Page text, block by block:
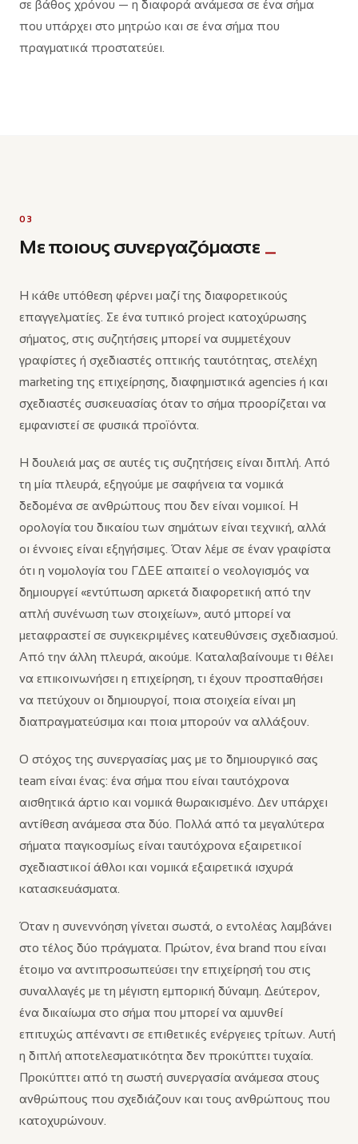
σε βάθος χρόνου — η διαφορά ανάμεσα σε ένα σήμα
που υπάρχει στο μητρώο και σε ένα σήμα που
πραγματικά προστατεύει.
03
Με ποιους συνεργαζόμαστε
Η κάθε υπόθεση φέρνει μαζί της διαφορετικούς
επαγγελματίες. Σε ένα τυπικό project κατοχύρωσης
σήματος, στις συζητήσεις μπορεί να συμμετέχουν
γραφίστες ή σχεδιαστές οπτικής ταυτότητας, στελέχη
marketing της επιχείρησης, διαφημιστικά agencies ή και
σχεδιαστές συσκευασίας όταν το σήμα προορίζεται να
εμφανιστεί σε φυσικά προϊόντα.
Η δουλειά μας σε αυτές τις συζητήσεις είναι διπλή. Από
τη μία πλευρά, εξηγούμε με σαφήνεια τα νομικά
δεδομένα σε ανθρώπους που δεν είναι νομικοί. Η
ορολογία του δικαίου των σημάτων είναι τεχνική, αλλά
οι έννοιες είναι εξηγήσιμες. Όταν λέμε σε έναν γραφίστα
ότι η νομολογία του ΓΔΕΕ απαιτεί ο νεολογισμός να
δημιουργεί «εντύπωση αρκετά διαφορετική από την
απλή συνένωση των στοιχείων», αυτό μπορεί να
μεταφραστεί σε συγκεκριμένες κατευθύνσεις σχεδιασμού.
Από την άλλη πλευρά, ακούμε. Καταλαβαίνουμε τι θέλει
να επικοινωνήσει η επιχείρηση, τι έχουν προσπαθήσει
να πετύχουν οι δημιουργοί, ποια στοιχεία είναι μη
διαπραγματεύσιμα και ποια μπορούν να αλλάξουν.
Ο στόχος της συνεργασίας μας με το δημιουργικό σας
team είναι ένας: ένα σήμα που είναι ταυτόχρονα
αισθητικά άρτιο και νομικά θωρακισμένο. Δεν υπάρχει
αντίθεση ανάμεσα στα δύο. Πολλά από τα μεγαλύτερα
σήματα παγκοσμίως είναι ταυτόχρονα εξαιρετικοί
σχεδιαστικοί άθλοι και νομικά εξαιρετικά ισχυρά
κατασκευάσματα.
Όταν η συνεννόηση γίνεται σωστά, ο εντολέας λαμβάνει
στο τέλος δύο πράγματα. Πρώτον, ένα brand που είναι
έτοιμο να αντιπροσωπεύσει την επιχείρησή του στις
συναλλαγές με τη μέγιστη εμπορική δύναμη. Δεύτερον,
ένα δικαίωμα στο σήμα που μπορεί να αμυνθεί
επιτυχώς απέναντι σε επιθετικές ενέργειες τρίτων. Αυτή
η διπλή αποτελεσματικότητα δεν προκύπτει τυχαία.
Προκύπτει από τη σωστή συνεργασία ανάμεσα στους
ανθρώπους που σχεδιάζουν και τους ανθρώπους που
κατοχυρώνουν.